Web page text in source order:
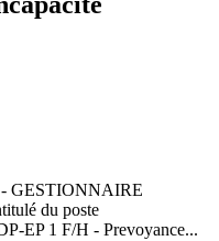
GESTIONNAIRE
du poste
EP 1 F/H - Prevoyance...